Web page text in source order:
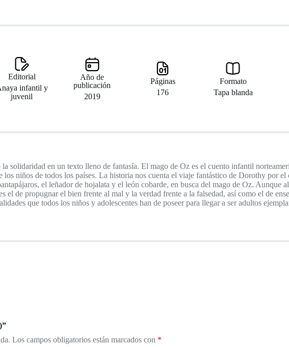
Editorial
infantil y
juvenil
Año de
publicación
2019
Páginas
176
Formato
Tapa blanda
solidaridad en un texto lleno de fantasía. El mago de Oz es el cuento infantil
niños de todos los países. La historia nos cuenta el viaje fantástico de Dorothy por
el leñador de hojalata y el león cobarde, en busca del mago de Oz. Aunque
el de propugnar el bien frente al mal y la verdad frente a la falsedad, así como el de
que todos los niños y adolescentes han de poseer para llegar a ser adultos
Los campos obligatorios están marcados con *